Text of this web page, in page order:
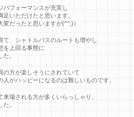
パフォーマンスが充実し
いただけたと思います。
変だったと思いますが(^^;)）
、シャトルバスのルートも増やし
を上回る事態に
。
の方が楽しそうにされていて
がハッピーになるのは難しいものです。
場される方が多くいらっしゃり、
。